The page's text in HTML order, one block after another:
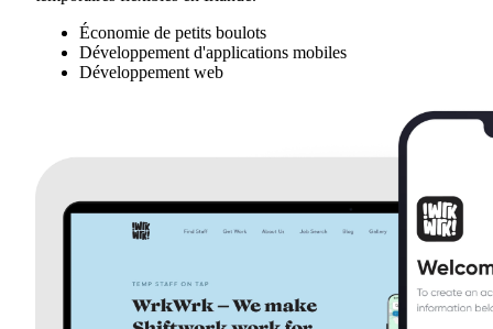
Économie de petits boulots
Développement d'applications mobiles
Développement web